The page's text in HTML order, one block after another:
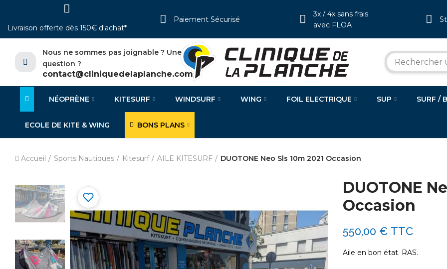
Livraison offerte dès 150€ d'achat*
Paiement Sécurisé
3x / 4x sans frais
avec FLOA
Nous ne sommes pas joignable ? Une
question ?
contact@cliniquedelaplanche.com
NÉOPRÈNE KITESURF WINDSURF WING FOIL ELECTRIQUE SUP SURF /
ECOLE DE KITE & WING BONS PLANS
Accueil Sports Nautiques Kitesurf AILE KITESURF DUOTONE Neo Sls 10m 2021 Occasion
DUOTONE
Occasion
550,00 € TTC
Aile en bon état. RAS.